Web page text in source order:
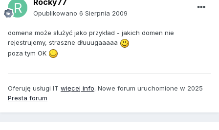
Rocky77
Opublikowano 6 Sierpnia 2009
domena może służyć jako przykład - jakich domen nie
rejestrujemy, straszne dłuuugaaaaa
poza tym OK
Oferuję usługi IT więcej info. Nowe forum uruchomione w 2025
Presta forum